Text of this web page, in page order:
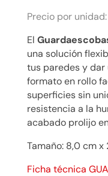
$
cantidad
Precio por
El
una solución
tus paredes y dar
formato en rollo
superficies sin
resistencia a la
acabado prolijo
Tamaño: 8,0 cm x
Ficha técnica